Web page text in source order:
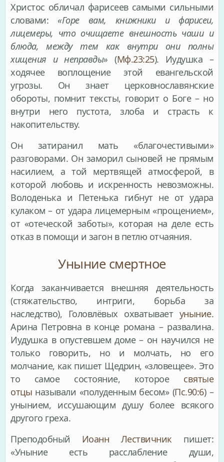
Христос обличал фарисеев самыми сильными
словами: «Горе вам, книжники и фарисеи,
лицемеры, что очищаете внешность чаши и
блюда, между тем как внутри они полны
хищения и неправды» (Мф.23:25). Иудушка –
ходячее воплощение этой евангельской
угрозы. Он знает церковнославянские
обороты, помнит тексты, говорит о Боге – но
внутри него пустота, злоба и страсть к
накопительству.
Он затиранил мать «благочестивыми»
разговорами. Он заморил сыновей не прямым
насилием, а той мертвящей атмосферой, в
которой любовь и искренность невозможны.
Володенька и Петенька гибнут не от удара
кулаком – от удара лицемерным «прощением»,
от «отеческой заботы», которая на деле есть
отказ в помощи и загон в петлю отчаяния.
Уныние смертное
Когда заканчивается внешняя деятельность
(стяжательство, интриги, борьба за
наследство), Головлёвых охватывает уныние.
Арина Петровна в конце романа – развалина.
Иудушка в опустевшем доме – он научился не
только говорить, но и молчать, но его
молчание, как пишет Щедрин, «зловещее». Это
то самое состояние, которое святые
отцы называли «полуденным бесом» (Пс.90:6) –
унынием, иссушающим душу более всякого
другого греха.
Преподобный Иоанн Лествичник пишет:
«Уныние есть расслабление души,